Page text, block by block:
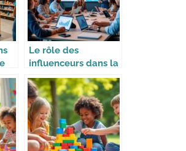
Le rôle des
influenceurs dans la
stratégie des
marques